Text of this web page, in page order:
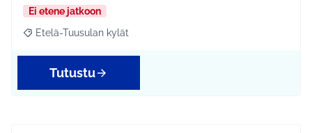
Ei etene jatkoon
Rajaa tulokset aihepiirin mukaan: Etelä-Tuusulan kylät
Etelä-Tuusulan kylät
Tutustu